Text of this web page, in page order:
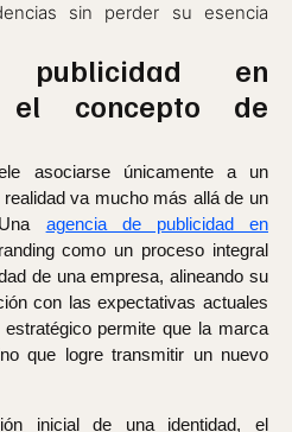
sin perder su esencia
publicidad en
el concepto de
asociarse únicamente a un
va mucho más allá de un
agencia de publicidad en
como un proceso integral
de una empresa, alineando su
con las expectativas actuales
permite que la marca
que logre transmitir un nuevo
inicial de una identidad, el